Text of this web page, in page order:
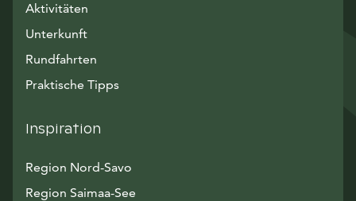
Aktivitäten
Unterkunft
Rundfahrten
Praktische Tipps
Inspiration
Region Nord-Savo
Region Saimaa-See